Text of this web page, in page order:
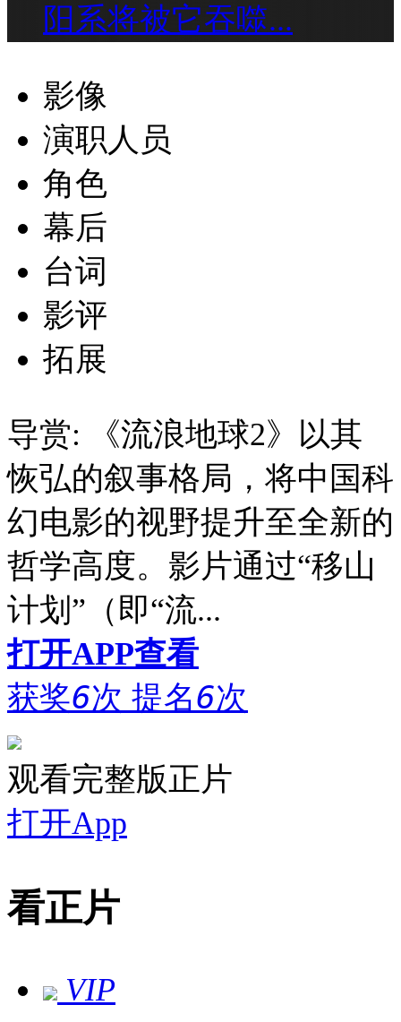
阳系将被它吞噬...
影像
演职人员
角色
幕后
台词
影评
拓展
导赏: 《流浪地球2》以其
恢弘的叙事格局，将中国科
幻电影的视野提升至全新的
哲学高度。影片通过“移山
计划”（即“流...
打开APP查看
获奖6次 提名6次
观看完整版正片
打开App
看正片
VIP